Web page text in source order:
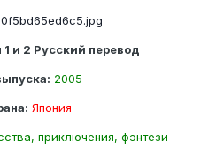
и 2 Русский перевод
2005
Япония
приключения, фэнтези